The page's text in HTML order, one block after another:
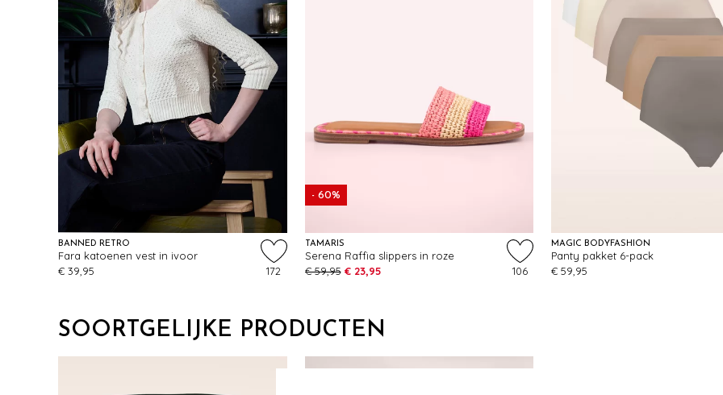
BANNED RETRO
Fara katoenen vest in ivoor
€ 39,95
172
- 60%
TAMARIS
Serena Raffia slippers in roze
€ 59,95 € 23,95 106
MAGIC BODYFASHION
Panty pakket 6-pack
€ 59,95
SOORTGELIJKE PRODUCTEN